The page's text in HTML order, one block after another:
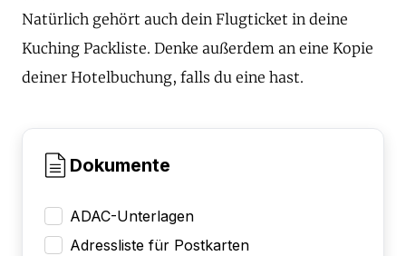
Natürlich gehört auch dein Flugticket in deine
Kuching Packliste. Denke außerdem an eine Kopie
deiner Hotelbuchung, falls du eine hast.
Dokumente
ADAC-Unterlagen
Adressliste für Postkarten